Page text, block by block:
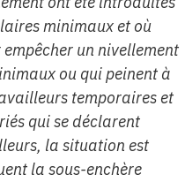
minimaux et où
un nivellement
ou qui peinent à
temporaires et
qui se déclarent
la situation est
la sous-enchère